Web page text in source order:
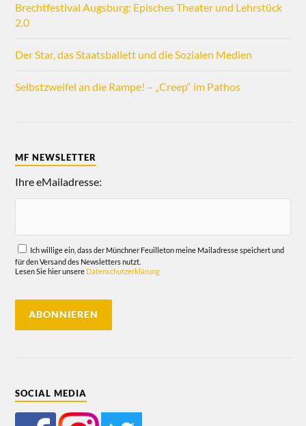
Brechtfestival Augsburg: Episches Theater und Lehrstück
2.0
Der Star, das Staatsballett und die Sozialen Medien
Selbstzweifel an die Rampe! – „Creep“ im Pathos
MF NEWSLETTER
Ihre eMailadresse:
Ich willige ein, dass der Münchner Feuilleton meine Mailadresse speichert und
für den Versand des Newsletters nutzt.
Lesen Sie hier unsere Datenschutzerklärung
SOCIAL MEDIA